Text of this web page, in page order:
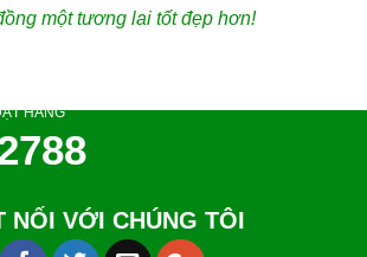
một tương lai tốt đẹp hơn!
HÀNG
NỐI VỚI CHÚNG TÔI